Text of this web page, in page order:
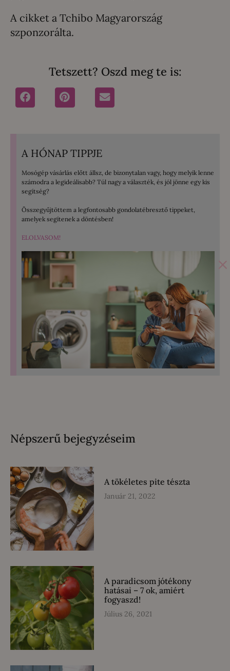
A cikket a Tchibo Magyarország
szponzorálta.
Tetszett? Oszd meg te is:
A HÓNAP TIPPJE
Mosógép vásárlás előtt állsz, de bizonytalan vagy, hogy melyik lenne
számodra a legideálisabb? Túl nagy a választék, és jól jönne egy kis
segítség?
Összegyűjtöttem a legfontosabb gondolatébresztő tippeket,
amelyek segítenek a döntésben!
ELOLVASOM!
×
Népszerű bejegyzéseim
A tökéletes pite tészta
Január 21, 2022
A paradicsom jótékony
hatásai – 7 ok, amiért
fogyaszd!
Július 26, 2021